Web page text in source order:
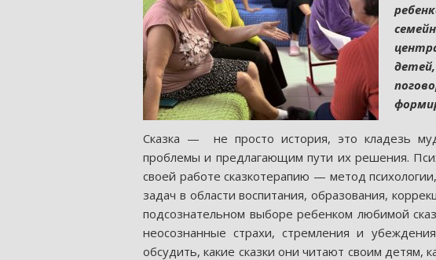
Сказка — не просто история, это кладезь
проблемы и предлагающим пути их решения.
своей работе сказкотерапию — метод
задач в области воспитания, образования,
подсознательном выборе ребенком любимой
неосознанные страхи, стремления и
обсудить, какие сказки они читают своим детям,